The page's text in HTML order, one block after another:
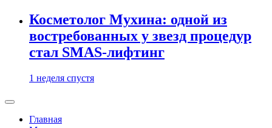
Косметолог Мухина: одной из
востребованных у звезд процедур
стал SMAS-лифтинг
1 неделя спустя
Главная